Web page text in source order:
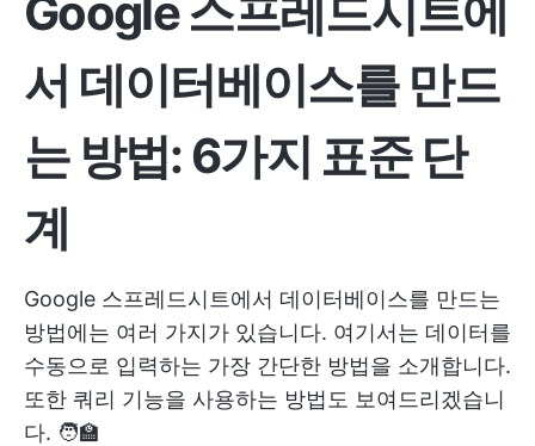
Google 스프레드시트에
서 데이터베이스를 만드
는 방법: 6가지 표준 단
계
Google 스프레드시트에서 데이터베이스를 만드는
방법에는 여러 가지가 있습니다. 여기서는 데이터를
수동으로 입력하는 가장 간단한 방법을 소개합니다.
또한 쿼리 기능을 사용하는 방법도 보여드리겠습니
다. 🧑‍🏫